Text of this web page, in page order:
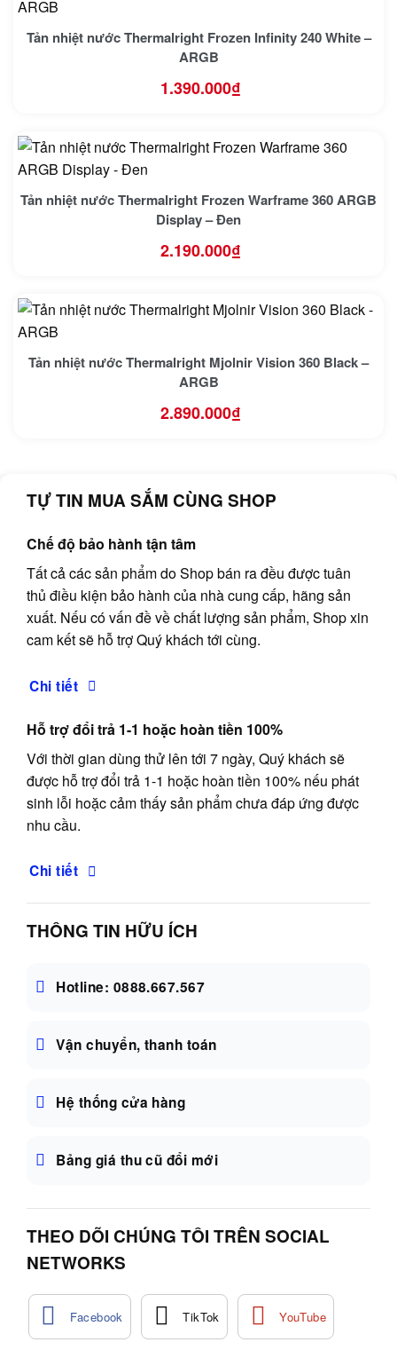
Tản nhiệt nước Thermalright Frozen Infinity 240 White –
ARGB
1.390.000₫
Tản nhiệt nước Thermalright Frozen Warframe 360 ARGB
Display – Đen
2.190.000₫
Tản nhiệt nước Thermalright Mjolnir Vision 360 Black –
ARGB
2.890.000₫
TỰ TIN MUA SẮM CÙNG SHOP
Chế độ bảo hành tận tâm
Tất cả các sản phẩm do Shop bán ra đều được tuân
thủ điều kiện bảo hành của nhà cung cấp, hãng sản
xuất. Nếu có vấn đề về chất lượng sản phẩm, Shop xin
cam kết sẽ hỗ trợ Quý khách tới cùng.
Chi tiết
Hỗ trợ đổi trả 1-1 hoặc hoàn tiền 100%
Với thời gian dùng thử lên tới 7 ngày, Quý khách sẽ
được hỗ trợ đổi trả 1-1 hoặc hoàn tiền 100% nếu phát
sinh lỗi hoặc cảm thấy sản phẩm chưa đáp ứng được
nhu cầu.
Chi tiết
THÔNG TIN HỮU ÍCH
Hotline: 0888.667.567
Vận chuyển, thanh toán
Hệ thống cửa hàng
Bảng giá thu cũ đổi mới
THEO DÕI CHÚNG TÔI TRÊN SOCIAL
NETWORKS